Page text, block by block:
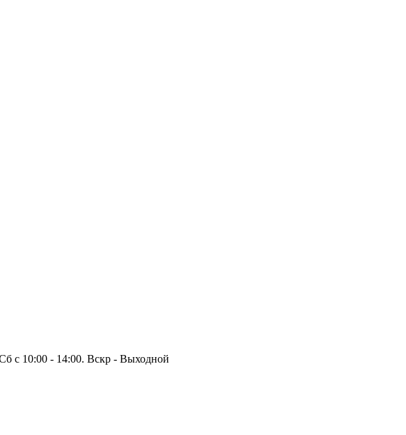
с 10:00 - 14:00. Вскр - Выходной